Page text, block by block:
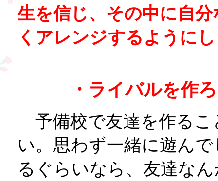
生を信じ、その中に自
くアレンジするように
・ライバルを作
予備校で友達を作るこ
い。思わず一緒に遊ん
るぐらいなら、友達な